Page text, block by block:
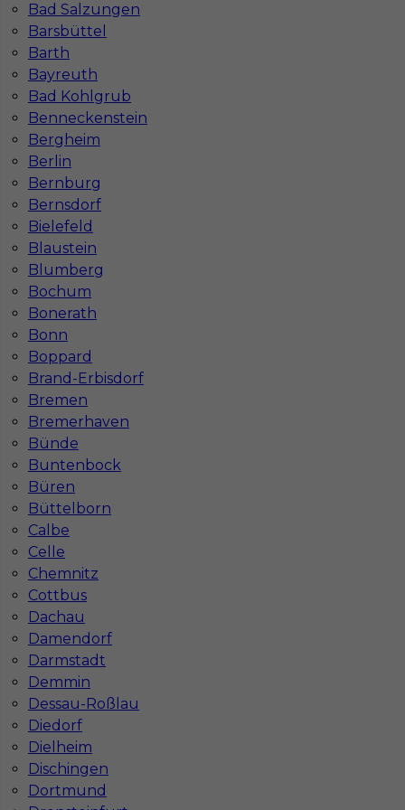
Bad Salzungen
Barsbüttel
Barth
Bayreuth
Bad Kohlgrub
Benneckenstein
Bergheim
Berlin
Bernburg
Bernsdorf
Bielefeld
Blaustein
Blumberg
Bochum
Bonerath
Bonn
Boppard
Brand-Erbisdorf
Bremen
Bremerhaven
Bünde
Buntenbock
Büren
Büttelborn
Calbe
Celle
Chemnitz
Cottbus
Dachau
Damendorf
Darmstadt
Demmin
Dessau-Roßlau
Diedorf
Dielheim
Dischingen
Dortmund
Co to jest Gewerbe?
Czy praca w Niemczech na budowie jest
bezpieczna pod kątem BHP?
Jakie kursy warto zrobić, aby praca za
granicą była lepiej płatna?
Czy praca w Niemczech bez języka jest
możliwa?
Mapa ofert pracy
Mapa kategorii
Informacje w sprawie pracy
Telefon:793-577-977
Dane firmy
In-Serv Team Sp. z o.o.